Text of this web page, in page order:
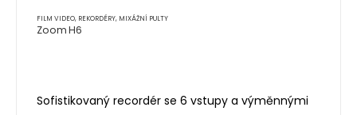
FILM VIDEO, REKORDÉRY, MIXÁŽNÍ PULTY
Zoom H6
Sofistikovaný recordér se 6 vstupy a výměnnými